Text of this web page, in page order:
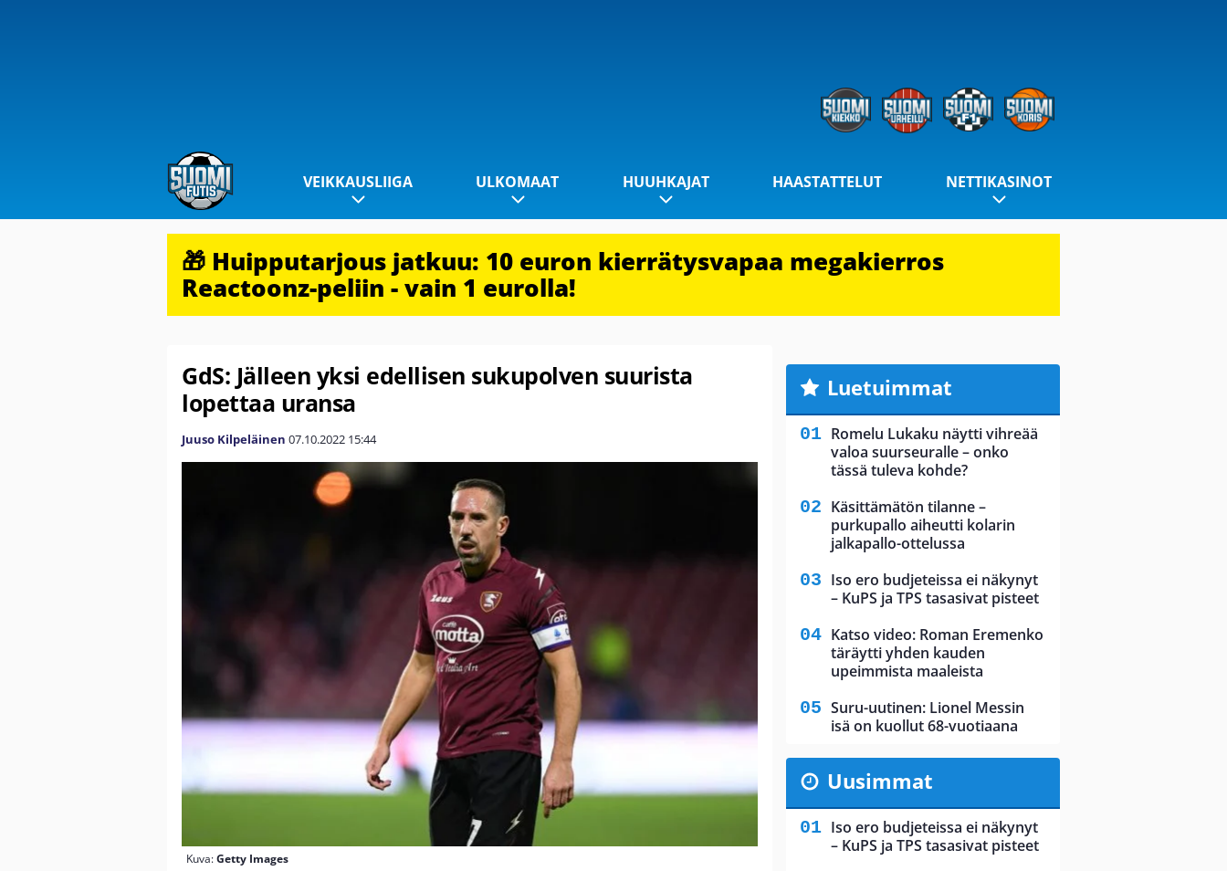
VEIKKAUSLIIGA ULKOMAAT HUUHKAJAT HAASTATTELUT NETTIKASINOT
🎁 Huipputarjous jatkuu: 10 euron kierrätysvapaa megakierros
Reactoonz-peliin - vain 1 eurolla!
GdS: Jälleen yksi edellisen sukupolven suurista
lopettaa uransa
Juuso Kilpeläinen 07.10.2022 15:44
Kuva:Getty Images
Luetuimmat
Romelu Lukaku näytti vihreää
valoa suurseuralle – onko
tässä tuleva kohde?
Käsittämätön tilanne –
purkupallo aiheutti kolarin
jalkapallo-ottelussa
Iso ero budjeteissa ei näkynyt
– KuPS ja TPS tasasivat pisteet
Katso video: Roman Eremenko
täräytti yhden kauden
upeimmista maaleista
Suru-uutinen: Lionel Messin
isä on kuollut 68-vuotiaana
Uusimmat
Iso ero budjeteissa ei näkynyt
– KuPS ja TPS tasasivat pisteet